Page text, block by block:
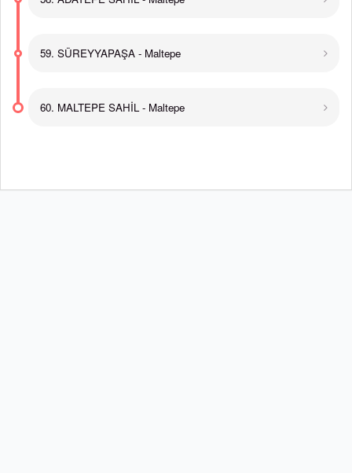
59. SÜREYYAPAŞA - Maltepe
60. MALTEPE SAHİL - Maltepe